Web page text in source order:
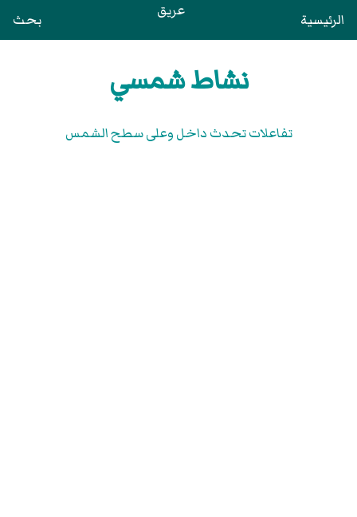
الرئيسية عريق بحث
نشاط شمسي
تفاعلات تحدث داخل وعلى سطح الشمس